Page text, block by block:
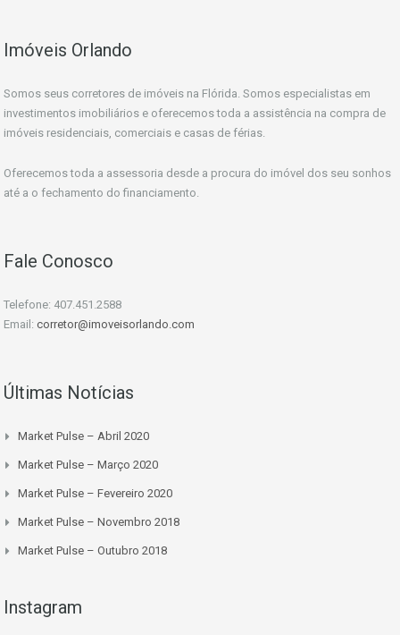
Imóveis Orlando
Somos seus corretores de imóveis na Flórida. Somos especialistas em
investimentos imobiliários e oferecemos toda a assistência na compra de
imóveis residenciais, comerciais e casas de férias.
Oferecemos toda a assessoria desde a procura do imóvel dos seu sonhos
até a o fechamento do financiamento.
Fale Conosco
Telefone: 407.451.2588
Email: corretor@imoveisorlando.com
Últimas Notícias
Market Pulse – Abril 2020
Market Pulse – Março 2020
Market Pulse – Fevereiro 2020
Market Pulse – Novembro 2018
Market Pulse – Outubro 2018
Instagram